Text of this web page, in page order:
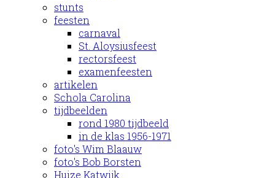
stunts
feesten
carnaval
St. Aloysiusfeest
rectorsfeest
examenfeesten
artikelen
Schola Carolina
tijdbeelden
rond 1980 tijdbeeld
in de klas 1956-1971
foto's Wim Blaauw
foto's Bob Borsten
Huize Katwijk